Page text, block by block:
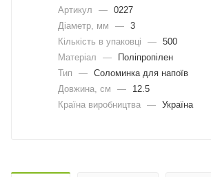
Артикул — 0227
Діаметр, мм
— 3
Кількість в упаковці
— 500
Матеріал
—
Поліпропілен
Тип
— Соломинка для напоїв
Довжина, cм
—
12.5
Країна виробництва — Україна